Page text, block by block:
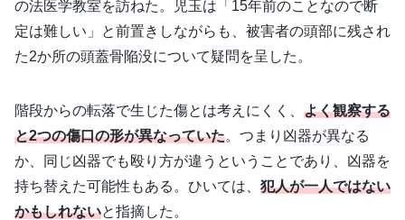
の法医学教室を訪ねた。児玉は「15年前のことなので断
定は難しい」と前置きしながらも、被害者の頭部に残され
た2か所の頭蓋骨陥没について疑問を呈した。
階段からの転落で生じた傷とは考えにくく、 よく観察する
と2つの傷口の形が異なっていた。つまり凶器が異なる
か、同じ凶器でも殴り方が違うということであり、凶器を
持ち替えた可能性もある。ひいては、 犯人が一人ではない
かもしれないと指摘した。